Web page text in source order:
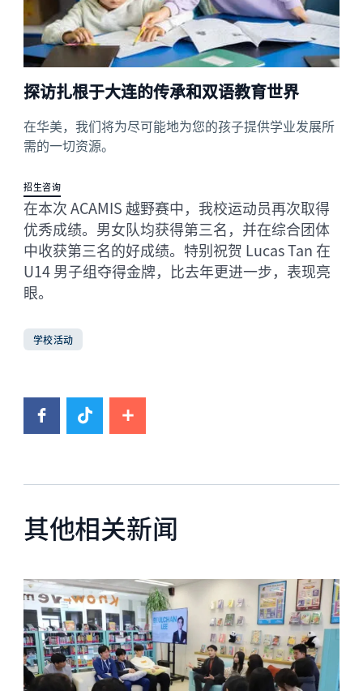
探访扎根于大连的传承和双语教育世界
在华美，我们将为尽可能地为您的孩子提供学业发展所
需的一切资源。
招生咨询
在本次 ACAMIS 越野赛中，我校运动员再次取得
优秀成绩。男女队均获得第三名，并在综合团体
中收获第三名的好成绩。特别祝贺 Lucas Tan 在
U14 男子组夺得金牌，比去年更进一步，表现亮
眼。
学校活动
其他相关新闻
News image